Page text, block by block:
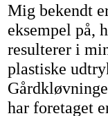
Mig bekendt
eksempel på,
resulterer i
plastiske
har foretaget